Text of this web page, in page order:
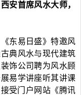
安首席风水大师，
东易日盛》特邀风
典风水与现代建筑
饰公司聘为风水顾
易学讲座听其讲课
受门户网站《腾讯